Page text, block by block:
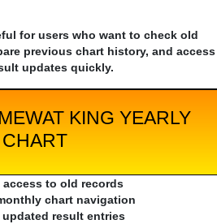
for users who want to check old
previous chart history, and access
updates quickly.
KING YEARLY
CHART
access to old records
chart navigation
updated result entries